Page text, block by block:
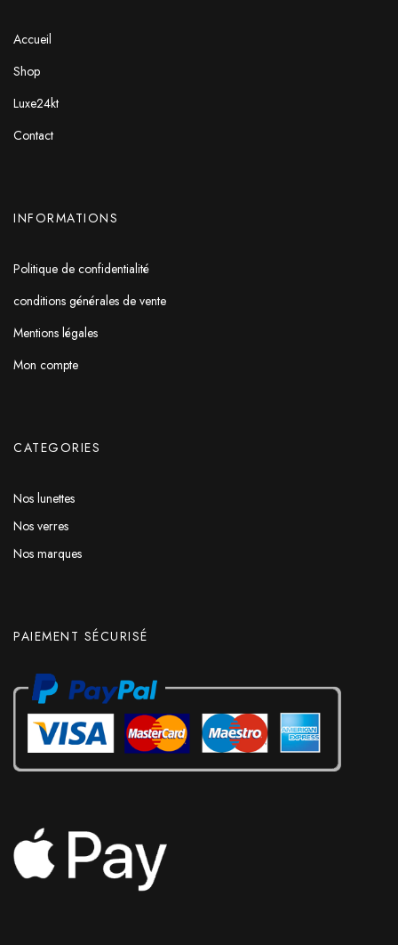
Accueil
Shop
Luxe24kt
Contact
INFORMATIONS
Politique de confidentialité
conditions générales de vente
Mentions légales
Mon compte
CATEGORIES
Nos lunettes
Nos verres
Nos marques
PAIEMENT SÉCURISÉ